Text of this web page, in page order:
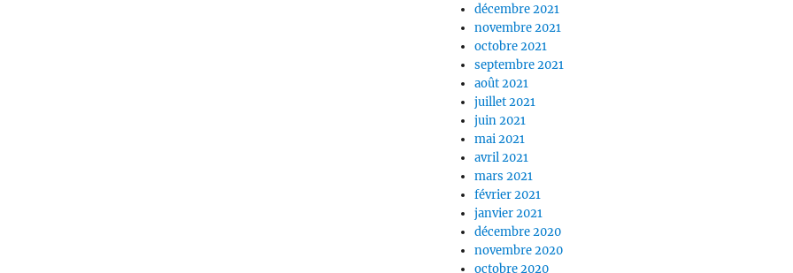
décembre 2021
novembre 2021
octobre 2021
septembre 2021
août 2021
juillet 2021
juin 2021
mai 2021
avril 2021
mars 2021
février 2021
janvier 2021
décembre 2020
novembre 2020
octobre 2020